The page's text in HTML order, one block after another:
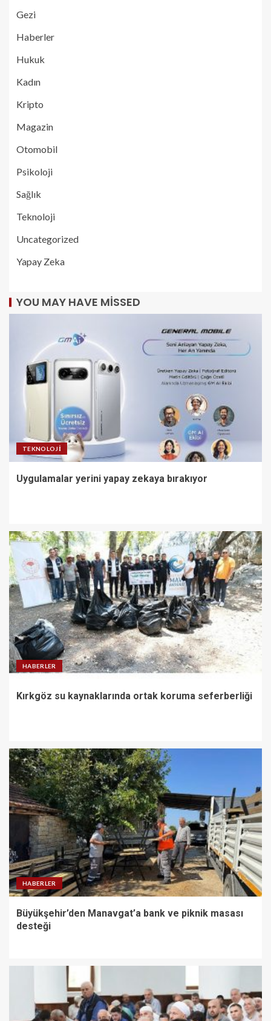
Gezi
Haberler
Hukuk
Kadın
Kripto
Magazin
Otomobil
Psikoloji
Sağlık
Teknoloji
Uncategorized
Yapay Zeka
YOU MAY HAVE MISSED
TEKNOLOJI
Uygulamalar yerini yapay zekaya bırakıyor
HABERLER
Kırkgöz su kaynaklarında ortak koruma seferberliği
HABERLER
Büyükşehir’den Manavgat’a bank ve piknik masası
desteği